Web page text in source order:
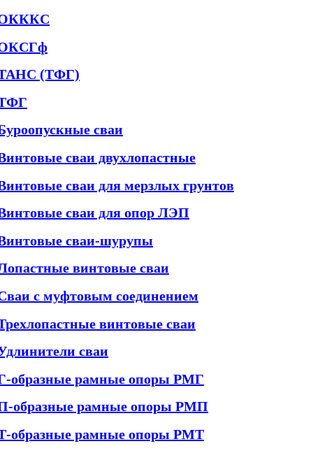
(ТФГ)
сваи
сваи двухлопастные
сваи для мерзлых грунтов
сваи для опор ЛЭП
сваи-шурупы
винтовые сваи
с муфтовым соединением
винтовые сваи
сваи
образные рамные опоры РМГ
образные рамные опоры РМП
образные рамные опоры РМТ